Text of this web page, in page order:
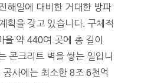
해일에 대비한 거대한 방파
획을 갖고 있습니다. 구체적
을 약 440여 곳에 총 길이
콘크리트 벽을 쌓는 일입니
공사에는 최소한 8조 6천억